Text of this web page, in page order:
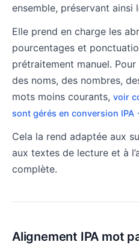
ensemble, préservant ainsi
Elle prend en charge les
pourcentages et
prétraitement manuel.
des noms, des nombres,
mots moins courants, voir
sont gérés en conversion IPA
Cela la rend adaptée aux
aux textes de lecture et à
complète.
Alignement IPA mot